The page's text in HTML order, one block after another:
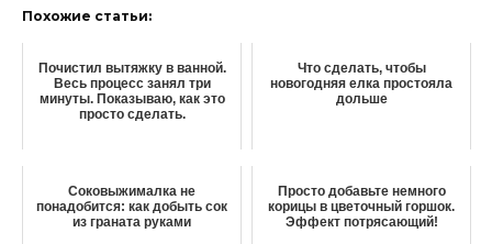
Похожие статьи:
Почистил вытяжку в ванной.
Весь процесс занял три
минуты. Показываю, как это
просто сделать.
Что сделать, чтобы
новогодняя елка простояла
дольше
Соковыжималка не
понадобится: как добыть сок
из граната руками
Просто добавьте немного
корицы в цветочный горшок.
Эффект потрясающий!